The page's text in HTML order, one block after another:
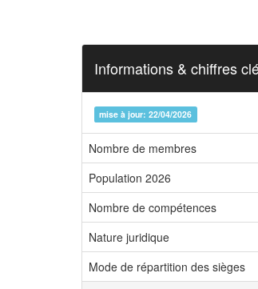
Informations & chiffres
mise à jour: 22/04/2026
Nombre de membres
Population 2026
Nombre de compétences
Nature juridique
Mode de répartition des sièges